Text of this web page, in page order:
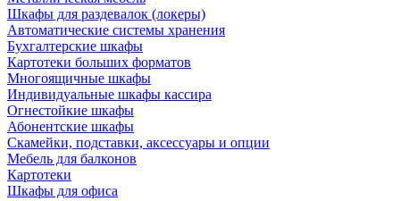
Шкафы для раздевалок (локеры)
Автоматические системы хранения
Бухгалтерские шкафы
Картотеки больших форматов
Многоящичные шкафы
Индивидуальные шкафы кассира
Огнестойкие шкафы
Абонентские шкафы
Скамейки, подставки, аксессуары и опции
Мебель для балконов
Картотеки
Шкафы для офиса